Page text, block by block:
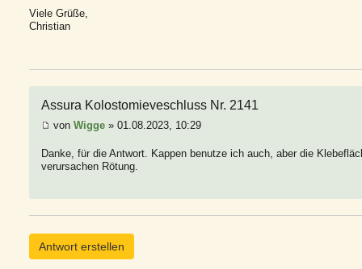
Viele Grüße,
Christian
Assura Kolostomieveschluss Nr. 2141
von Wigge » 01.08.2023, 10:29
Danke, für die Antwort. Kappen benutze ich auch, aber die
verursachen Rötung.
Antwort erstellen